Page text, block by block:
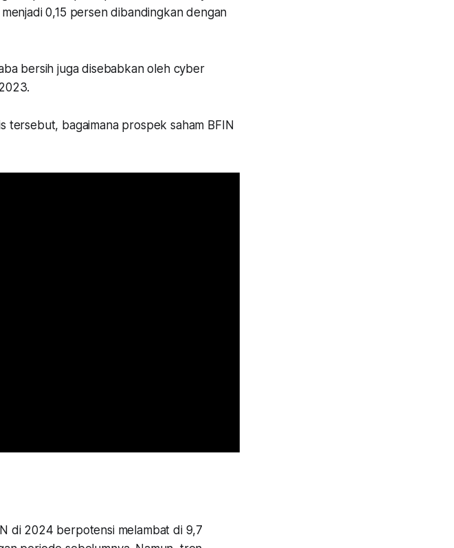
0,15 persen dibandingkan dengan
bersih juga disebabkan oleh cyber
tersebut, bagaimana prospek saham BFIN
di 2024 berpotensi melambat di 9,7